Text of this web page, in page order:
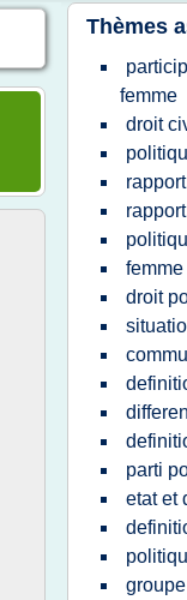
Thèmes
femme
droit
droit
parti
etat et